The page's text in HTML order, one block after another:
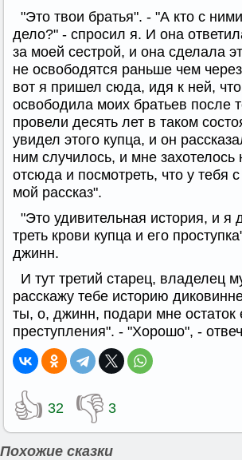
"Это твои братья". - "А кто с
дело?" - спросил я. И она
за моей сестрой, и она сделала
не освободятся раньше чем
вот я пришел сюда, идя к ней,
освободила моих братьев после
провели десять лет в таком
увидел этого купца, и он
ним случилось, и мне захотелось
отсюда и посмотреть, что у тебя
мой рассказ".
"Это удивительная история, и я
треть крови купца и его
джинн.
И тут третий старец, владелец
расскажу тебе историю
ты, о, джинн, подари мне остаток
преступления". - "Хорошо", -
👍 32 👎 3
Похожие сказки